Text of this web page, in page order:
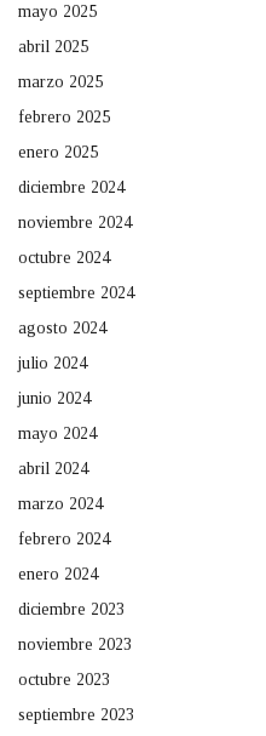
mayo 2025
abril 2025
marzo 2025
febrero 2025
enero 2025
diciembre 2024
noviembre 2024
octubre 2024
septiembre 2024
agosto 2024
julio 2024
junio 2024
mayo 2024
abril 2024
marzo 2024
febrero 2024
enero 2024
diciembre 2023
noviembre 2023
octubre 2023
septiembre 2023